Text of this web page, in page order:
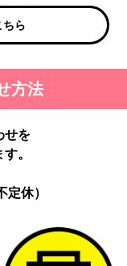
ちら
方法
せを
。
休）